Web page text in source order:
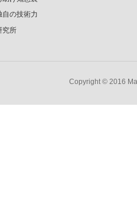
自の技術力
究所
Copyright © 2016